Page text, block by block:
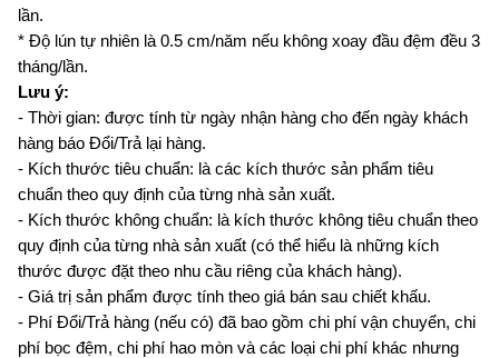
lần.
* Độ lún tự nhiên là 0.5 cm/năm nếu không xoay đầu đệm đều 3
tháng/lần.
Lưu ý:
- Thời gian: được tính từ ngày nhận hàng cho đến ngày khách
hàng báo Đổi/Trả lại hàng.
- Kích thước tiêu chuẩn: là các kích thước sản phẩm tiêu
chuẩn theo quy định của từng nhà sản xuất.
- Kích thước không chuẩn: là kích thước không tiêu chuẩn theo
quy định của từng nhà sản xuất (có thể hiểu là những kích
thước được đặt theo nhu cầu riêng của khách hàng).
- Giá trị sản phẩm được tính theo giá bán sau chiết khấu.
- Phí Đổi/Trả hàng (nếu có) đã bao gồm chi phí vận chuyển, chi
phí bọc đệm, chi phí hao mòn và các loại chi phí khác nhưng